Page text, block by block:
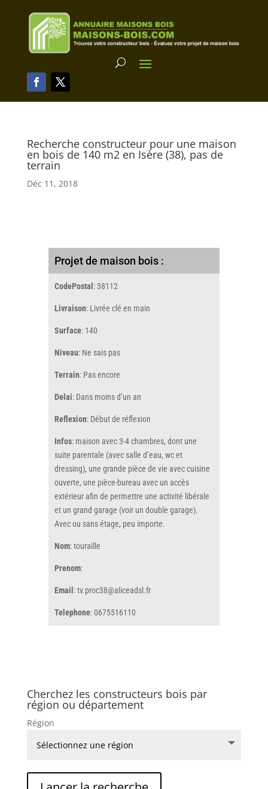
Recherche constructeur pour une maison
en bois de 140 m2 en Isère (38), pas de
terrain
Déc 11, 2018
Projet de maison bois :
CodePostal : 38112
Livraison: Livrée clé en main
Surface: 140
Niveau: Ne sais pas
Terrain: Pas encore
Delai: Dans moins d’un an
Reflexion: Début de réflexion
Infos: maison avec 3-4 chambres, dont une
suite parentale (avec salle d’eau, wc et
dressing), une grande pièce de vie avec cuisine
ouverte, une pièce-bureau avec un accès
extérieur afin de permettre une activité libérale
et un grand garage (voir un double garage).
Avec ou sans étage, peu importe.
Nom: touraille
Prenom:
Email : tv.proc38@aliceadsl.fr
Telephone: 0675516110
Cherchez les constructeurs bois par
région ou département
Région